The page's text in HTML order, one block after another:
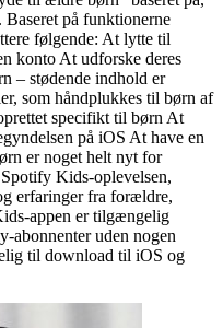
Baseret på funktionerne
følgende: At lytte til
konto At udforske deres
– stødende indhold er
som håndplukkes til børn af
specifikt til børn At
på iOS At have en
er noget helt nyt for
Kids-oplevelsen,
erfaringer fra forældre,
appen er tilgængelig
abonnenter uden nogen
til download til iOS og